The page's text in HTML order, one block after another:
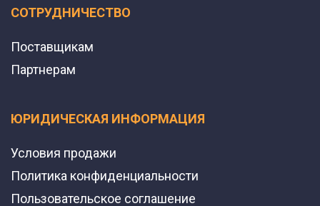
СОТРУДНИЧЕСТВО
Поставщикам
Партнерам
ЮРИДИЧЕСКАЯ ИНФОРМАЦИЯ
Условия продажи
Политика конфиденциальности
Пользовательское соглашение